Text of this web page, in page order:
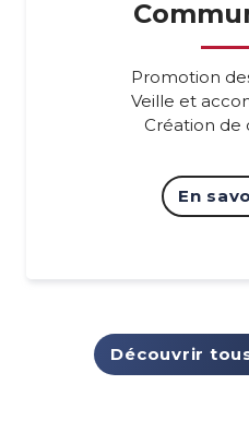
Promotion
Veille et
Création de
En
Découvrir